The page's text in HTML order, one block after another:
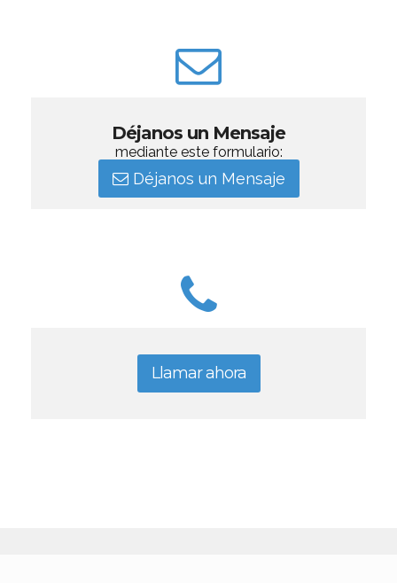
Déjanos un Mensaje
mediante este formulario:
Déjanos un Mensaje
Llamar ahora